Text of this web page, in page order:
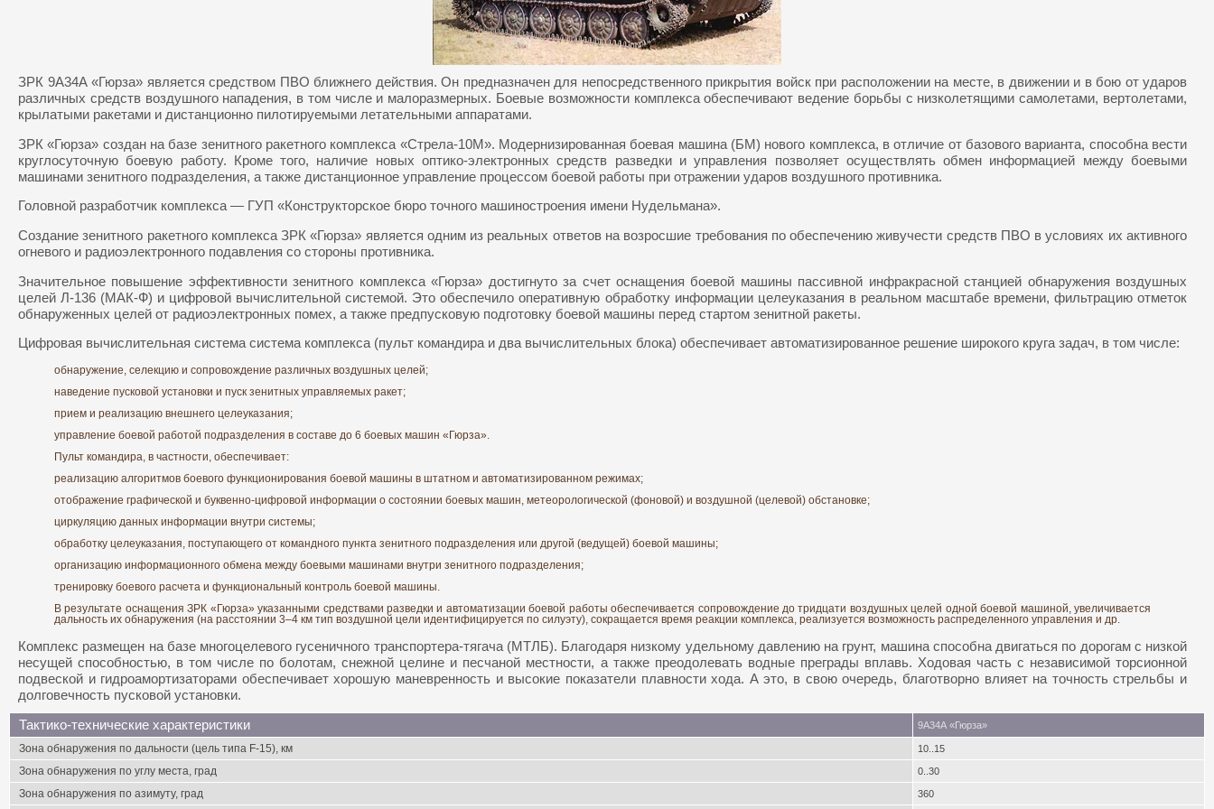
ЗРК 9А34А «Гюрза» является средством ПВО ближнего действия. Он предназначен для непосредственного прикрытия войск при расположении на месте, в движении и в бою от ударов
различных средств воздушного нападения, в том числе и малоразмерных. Боевые возможности комплекса обеспечивают ведение борьбы с низколетящими самолетами, вертолетами,
крылатыми ракетами и дистанционно пилотируемыми летательными аппаратами.
ЗРК «Гюрза» создан на базе зенитного ракетного комплекса «Стрела-10М». Модернизированная боевая машина (БМ) нового комплекса, в отличие от базового варианта, способна вести
круглосуточную боевую работу. Кроме того, наличие новых оптико-электронных средств разведки и управления позволяет осуществлять обмен информацией между боевыми
машинами зенитного подразделения, а также дистанционное управление процессом боевой работы при отражении ударов воздушного противника.
Головной разработчик комплекса — ГУП «Конструкторское бюро точного машиностроения имени Нудельмана».
Создание зенитного ракетного комплекса ЗРК «Гюрза» является одним из реальных ответов на возросшие требования по обеспечению живучести средств ПВО в условиях их активного
огневого и радиоэлектронного подавления со стороны противника.
Значительное повышение эффективности зенитного комплекса «Гюрза» достигнуто за счет оснащения боевой машины пассивной инфракрасной станцией обнаружения воздушных
целей Л-136 (МАК-Ф) и цифровой вычислительной системой. Это обеспечило оперативную обработку информации целеуказания в реальном масштабе времени, фильтрацию отметок
обнаруженных целей от радиоэлектронных помех, а также предпусковую подготовку боевой машины перед стартом зенитной ракеты.
Цифровая вычислительная система система комплекса (пульт командира и два вычислительных блока) обеспечивает автоматизированное решение широкого круга задач, в том числе:
обнаружение, селекцию и сопровождение различных воздушных целей;
наведение пусковой установки и пуск зенитных управляемых ракет;
прием и реализацию внешнего целеуказания;
управление боевой работой подразделения в составе до 6 боевых машин «Гюрза».
Пульт командира, в частности, обеспечивает:
реализацию алгоритмов боевого функционирования боевой машины в штатном и автоматизированном режимах;
отображение графической и буквенно-цифровой информации о состоянии боевых машин, метеорологической (фоновой) и воздушной (целевой) обстановке;
циркуляцию данных информации внутри системы;
обработку целеуказания, поступающего от командного пункта зенитного подразделения или другой (ведущей) боевой машины;
организацию информационного обмена между боевыми машинами внутри зенитного подразделения;
тренировку боевого расчета и функциональный контроль боевой машины.
В результате оснащения ЗРК «Гюрза» указанными средствами разведки и автоматизации боевой работы обеспечивается сопровождение до тридцати воздушных целей одной боевой машиной, увеличивается
дальность их обнаружения (на расстоянии 3–4 км тип воздушной цели идентифицируется по силуэту), сокращается время реакции комплекса, реализуется возможность распределенного управления и др.
Комплекс размещен на базе многоцелевого гусеничного транспортера-тягача (МТЛБ). Благодаря низкому удельному давлению на грунт, машина способна двигаться по дорогам с низкой
несущей способностью, в том числе по болотам, снежной целине и песчаной местности, а также преодолевать водные преграды вплавь. Ходовая часть с независимой торсионной
подвеской и гидроамортизаторами обеспечивает хорошую маневренность и высокие показатели плавности хода. А это, в свою очередь, благотворно влияет на точность стрельбы и
долговечность пусковой установки.
Тактико-технические характеристики 9А34А «Гюрза»
Зона обнаружения по дальности (цель типа F-15), км 10..15
Зона обнаружения по углу места, град 0..30
Зона обнаружения по азимуту, град 360